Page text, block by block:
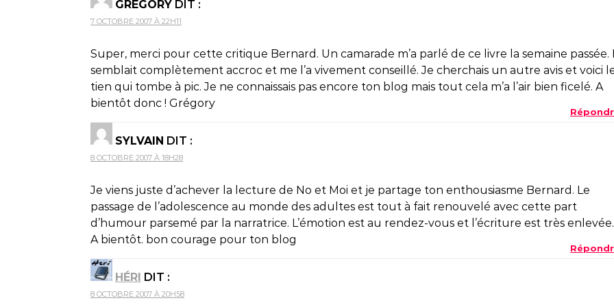
GRÉGORY DIT :
7 OCTOBRE 2007 À 22H11
Super, merci pour cette critique Bernard. Un camarade m’a parlé de ce livre la semaine passée. Il
semblait complètement accroc et me l’a vivement conseillé. Je cherchais un autre avis et voici
tien qui tombe à pic. Je ne connaissais pas encore ton blog mais tout cela m’a l’air bien ficelé. A
bientôt donc ! Grégory
SYLVAIN DIT :
8 OCTOBRE 2007 À 18H28
Je viens juste d’achever la lecture de No et Moi et je partage ton enthousiasme Bernard. Le
passage de l’adolescence au monde des adultes est tout à fait renouvelé avec cette part
d’humour parsemé par la narratrice. L’émotion est au rendez-vous et l’écriture est très enlevée.
A bientôt. bon courage pour ton blog
HÉRI DIT :
8 OCTOBRE 2007 À 20H58